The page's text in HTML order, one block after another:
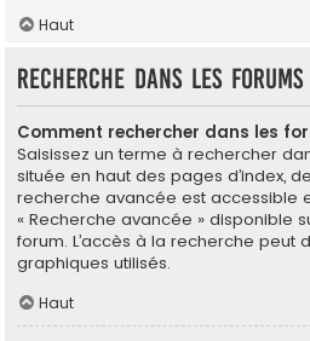
Haut
Recherche dans les forums
Comment rechercher dans les
Saisissez un terme à rechercher
située en haut des pages d’index,
recherche avancée est accessible
« Recherche avancée » disponible
forum. L’accès à la recherche peut
graphiques utilisés.
Haut